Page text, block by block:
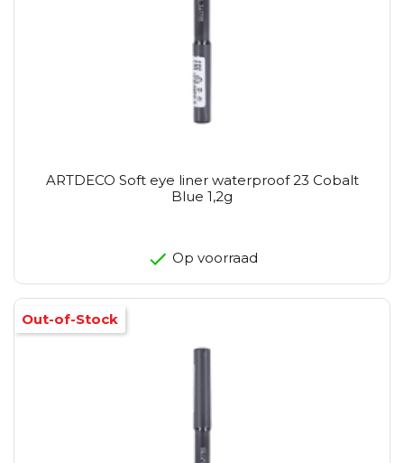
ARTDECO Soft eye liner waterproof 23 Cobalt
Blue 1,2g
Op voorraad
Out-of-Stock